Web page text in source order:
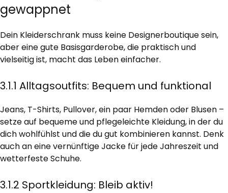
gewappnet
Dein Kleiderschrank muss keine Designerboutique sein,
aber eine gute Basisgarderobe, die praktisch und
vielseitig ist, macht das Leben einfacher.
3.1.1 Alltagsoutfits: Bequem und funktional
Jeans, T-Shirts, Pullover, ein paar Hemden oder Blusen –
setze auf bequeme und pflegeleichte Kleidung, in der du
dich wohlfühlst und die du gut kombinieren kannst. Denk
auch an eine vernünftige Jacke für jede Jahreszeit und
wetterfeste Schuhe.
3.1.2 Sportkleidung: Bleib aktiv!